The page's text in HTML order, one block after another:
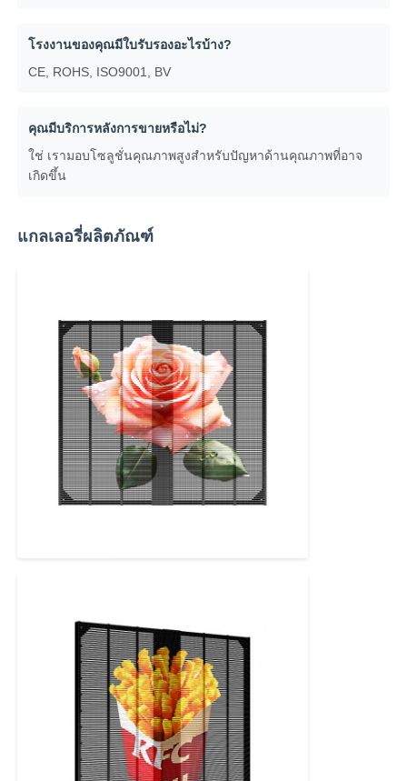
โรงงานของคุณมีใบรับรองอะไรบ้าง?
CE, ROHS, ISO9001, BV
คุณมีบริการหลังการขายหรือไม่?
ใช่ เรามอบโซลูชั่นคุณภาพสูงสำหรับปัญหาด้านคุณภาพที่อาจ
เกิดขึ้น
แกลเลอรี่ผลิตภัณฑ์